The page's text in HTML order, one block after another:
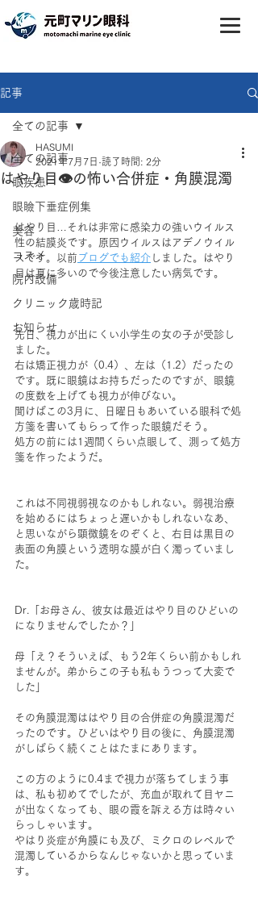
記事
全ての記事
眼疾患
眼瞼下垂症例集
美容
コスメ
院内設備
クリニック歳時記
お知らせ
全ての記事
はやり目👁の怖い合併症・角膜混濁
HASUMI
2021年7月7日 読了時間: 2分
はやり目…それは非常に感染力の強いウイルス
性の結膜炎です。原因ウイルスはアデノウイル
スです。以前 ブログでも紹介 しました。はやり
目は夏に多いので今後注意したい病気です。
先日、視力が出にくい小学生の女の子が受診し
ました。
右は矯正視力が（0.4）、左は（1.2）だったの
です。既に眼鏡はお持ちだったのですが、眼鏡
の度数を上げても視力が伸びない。
聞けばこの3月に、日曜日もあいている眼科で処
方箋を書いてもらって作った眼鏡だそう。
処方の前には1週間くらい点眼して、測って処方
箋を作ったようだ。
これは不同視弱視なのかもしれない。弱視治療
を始めるにはちょっと遅いかもしれないなあ、
と思いながら顕微鏡をのぞくと、右目は黒目の
表面の角膜という透明な膜が白く濁っていまし
た。
Dr.「お母さん、彼女は最近はやり目のひどいの
になりませんでしたか？」
母「え？そういえば、もう2年くらい前かもしれ
ませんが。弟からこの子も私もうつって大変で
した」
その角膜混濁ははやり目の合併症の角膜混濁だ
ったのです。ひどいはやり目の後に、角膜混濁
がしばらく続くことはたまにあります。
この方のように0.4まで視力が落ちてしまう事
は、私も初めてでしたが、充血が取れて目ヤニ
が出なくなっても、眼の霞を訴える方は時々い
らっしゃいます。
やはり炎症が角膜にも及び、ミクロのレベルで
混濁しているからなんじゃないかと思っていま
す。